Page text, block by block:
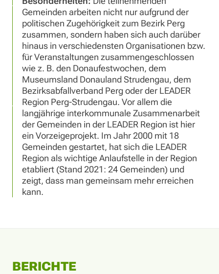
Gemeinden arbeiten nicht nur aufgrund der
politischen Zugehörigkeit zum Bezirk Perg
zusammen, sondern haben sich auch darüber
hinaus in verschiedensten Organisationen bzw.
für Veranstaltungen zusammengeschlossen
wie z. B. den Donaufestwochen, dem
Museumsland Donauland Strudengau, dem
Bezirksabfallverband Perg oder der LEADER
Region Perg-Strudengau. Vor allem die
langjährige interkommunale Zusammenarbeit
der Gemeinden in der LEADER Region ist hier
ein Vorzeigeprojekt. Im Jahr 2000 mit 18
Gemeinden gestartet, hat sich die LEADER
Region als wichtige Anlaufstelle in der Region
etabliert (Stand 2021: 24 Gemeinden) und
zeigt, dass man gemeinsam mehr erreichen
kann.
BERICHTE